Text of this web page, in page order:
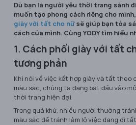
Dù bạn là người yêu thời trang sành
muốn tạo phong cách riêng cho
giày với tất cho nữ sẽ giúp bạn tỏa
cách của mình. Cùng YODY tìm hiểu
1. Cách phối giày với tất
tương phản
Khi nói về việc kết hợp giày và tất theo
màu sắc, chúng ta đang bắt đầu vào
thời trang hiện đại.
Trong quá khứ, nhiều người thường
màu sắc để tránh làm lộ việc đang đi